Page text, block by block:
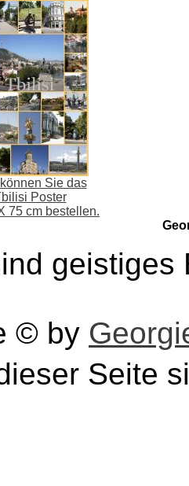
Sie das
Poster
75 cm bestellen.
© by
Seite